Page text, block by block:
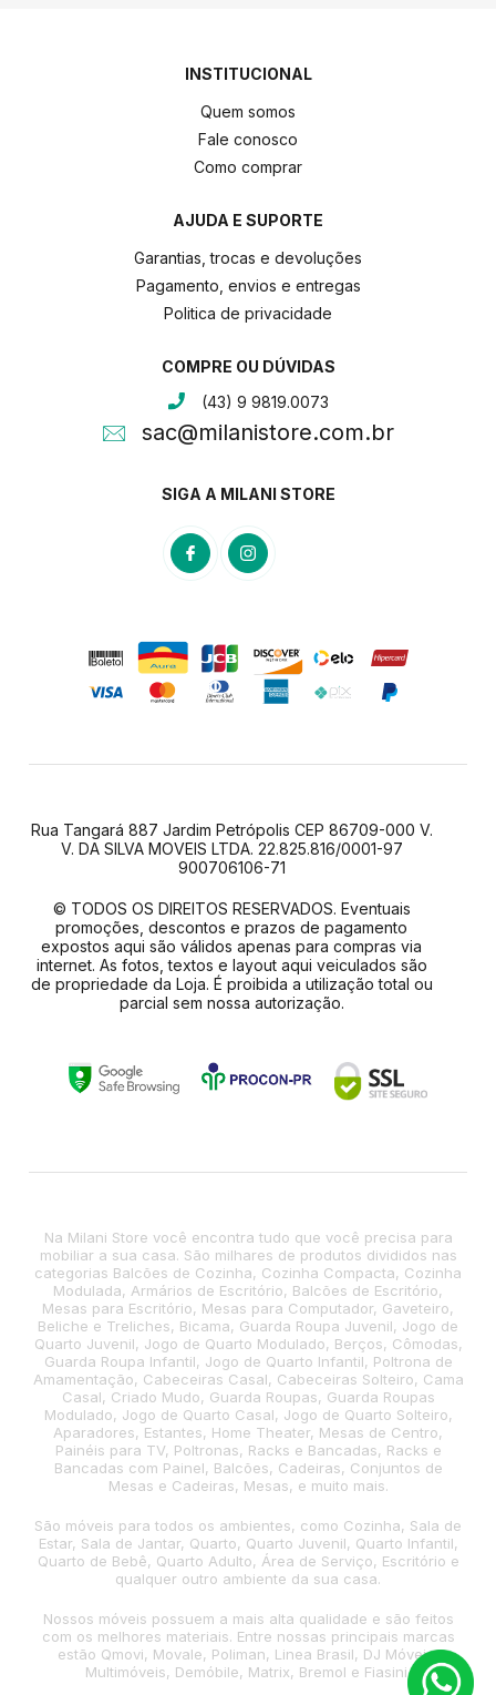
INSTITUCIONAL
Quem somos
Fale conosco
Como comprar
AJUDA E SUPORTE
Garantias, trocas e devoluções
Pagamento, envios e entregas
Politica de privacidade
COMPRE OU DÚVIDAS
(43) 9 9819.0073
sac@milanistore.com.br
SIGA A MILANI STORE
Rua Tangará 887 Jardim Petrópolis CEP 86709-000 V.
V. DA SILVA MOVEIS LTDA. 22.825.816/0001-97
900706106-71
© TODOS OS DIREITOS RESERVADOS. Eventuais
promoções, descontos e prazos de pagamento
expostos aqui são válidos apenas para compras via
internet. As fotos, textos e layout aqui veiculados são
de propriedade da Loja. É proibida a utilização total ou
parcial sem nossa autorização.
Na Milani Store você encontra tudo que você precisa para
mobiliar a sua casa. São milhares de produtos divididos nas
categorias Balcões de Cozinha, Cozinha Compacta, Cozinha
Modulada, Armários de Escritório, Balcões de Escritório,
Mesas para Escritório, Mesas para Computador, Gaveteiro,
Beliche e Treliches, Bicama, Guarda Roupa Juvenil, Jogo de
Quarto Juvenil, Jogo de Quarto Modulado, Berços, Cômodas,
Guarda Roupa Infantil, Jogo de Quarto Infantil, Poltrona de
Amamentação, Cabeceiras Casal, Cabeceiras Solteiro, Cama
Casal, Criado Mudo, Guarda Roupas, Guarda Roupas
Modulado, Jogo de Quarto Casal, Jogo de Quarto Solteiro,
Aparadores, Estantes, Home Theater, Mesas de Centro,
Painéis para TV, Poltronas, Racks e Bancadas, Racks e
Bancadas com Painel, Balcões, Cadeiras, Conjuntos de
Mesas e Cadeiras, Mesas, e muito mais.
São móveis para todos os ambientes, como Cozinha, Sala de
Estar, Sala de Jantar, Quarto, Quarto Juvenil, Quarto Infantil,
Quarto de Bebê, Quarto Adulto, Área de Serviço, Escritório e
qualquer outro ambiente da sua casa.
Nossos móveis possuem a mais alta qualidade e são feitos
com os melhores materiais. Entre nossas principais marcas
estão Qmovi, Movale, Poliman, Linea Brasil, DJ Móveis,
Multimóveis, Demóbile, Matrix, Bremol e Fiasini.